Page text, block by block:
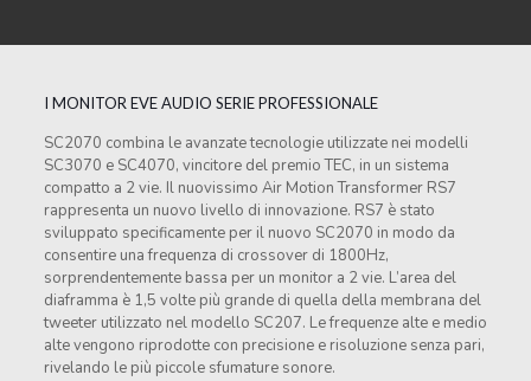
I MONITOR EVE AUDIO SERIE PROFESSIONALE
SC2070 combina le avanzate tecnologie utilizzate nei modelli
SC3070 e SC4070, vincitore del premio TEC, in un sistema
compatto a 2 vie. Il nuovissimo Air Motion Transformer RS7
rappresenta un nuovo livello di innovazione. RS7 è stato
sviluppato specificamente per il nuovo SC2070 in modo da
consentire una frequenza di crossover di 1800Hz,
sorprendentemente bassa per un monitor a 2 vie. L’area del
diaframma è 1,5 volte più grande di quella della membrana del
tweeter utilizzato nel modello SC207. Le frequenze alte e medio
alte vengono riprodotte con precisione e risoluzione senza pari,
rivelando le più piccole sfumature sonore.